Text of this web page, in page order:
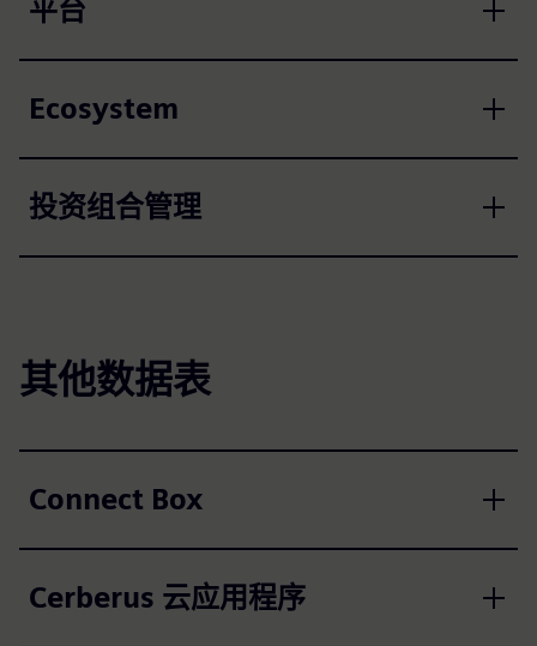
平台
Ecosystem
投资组合管理
其他数据表
Connect Box
Cerberus 云应用程序